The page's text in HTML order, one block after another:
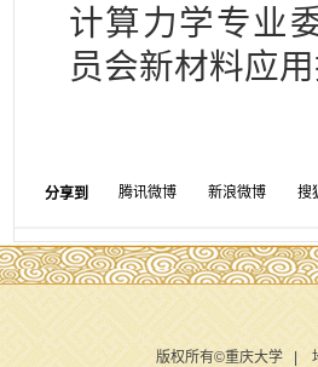
计算力学专业
员会新材料应
分享到 腾讯微博 新浪微博 搜
版权所有©重庆大学 |